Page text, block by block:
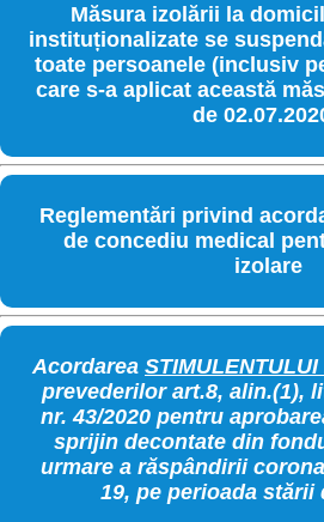
Măsura izolării la
instituționalizate se
toate persoanele (inclusiv
care s-a aplicat această
de
Reglementări privind
de concediu medical
izolare
Acordarea STIMULENTULUI
prevederilor art.8, alin.(1),
nr. 43/2020 pentru
sprijin decontate din
urmare a răspândirii
19, pe perioada stării